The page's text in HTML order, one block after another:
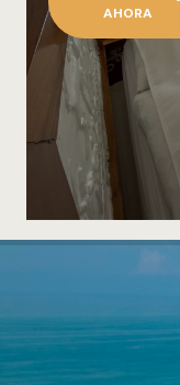
AHORA